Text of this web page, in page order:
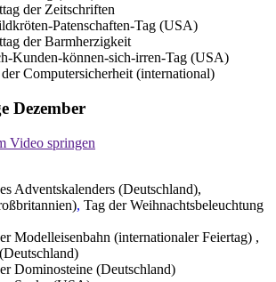
der Zeitschriften
Patenschaften-Tag (USA)
der Barmherzigkeit
Kunden-können-sich-irren-Tag (USA)
Computersicherheit (international)
Dezember
Video springen
Adventskalenders (Deutschland),
, Tag der Weihnachtsbeleuchtung
Modelleisenbahn (internationaler Feiertag) ,
Dominosteine (Deutschland)